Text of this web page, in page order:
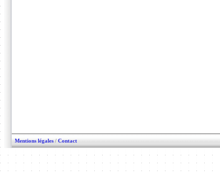
Mentions légales / Contact